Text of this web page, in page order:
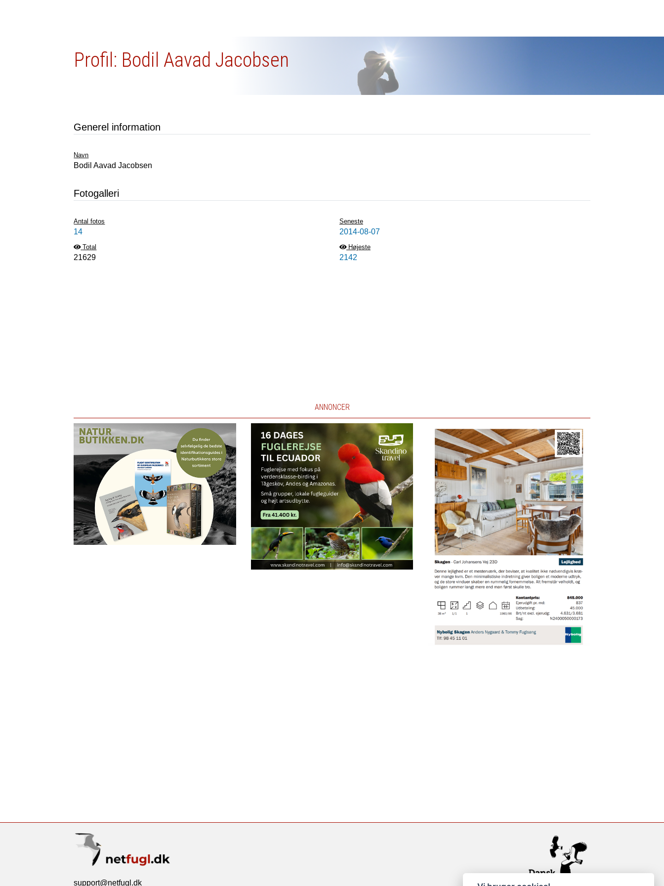
Profil: Bodil Aavad Jacobsen
Generel information
Navn
Bodil Aavad Jacobsen
Fotogalleri
Antal fotos
14
Seneste
2014-08-07
Total
21629
Højeste
2142
ANNONCER
support@netfugl.dk